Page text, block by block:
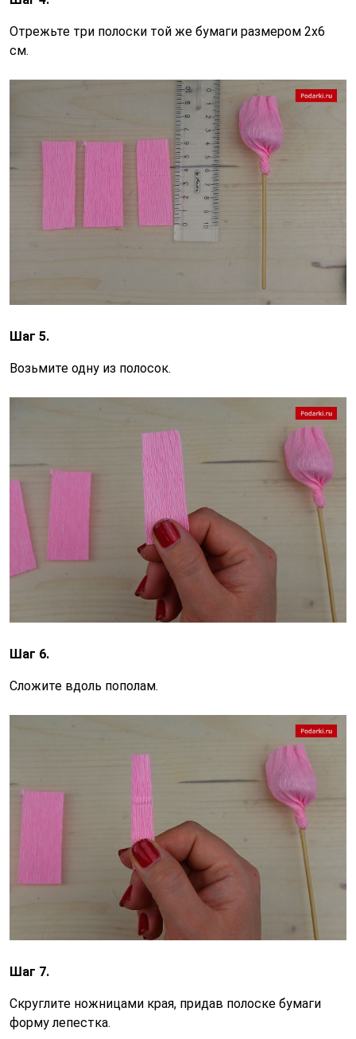
Отрежьте три полоски той же бумаги размером 2х6
см.
Шаг 5.
Возьмите одну из полосок.
Шаг 6.
Сложите вдоль пополам.
Шаг 7.
Скруглите ножницами края, придав полоске бумаги
форму лепестка.